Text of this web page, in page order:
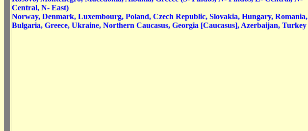
Central, N- East)
Norway, Denmark, Luxembourg, Poland, Czech Republic, Slovakia, Hungary, Romania,
Bulgaria, Greece, Ukraine, Northern Caucasus, Georgia [Caucasus], Azerbaijan, Turkey